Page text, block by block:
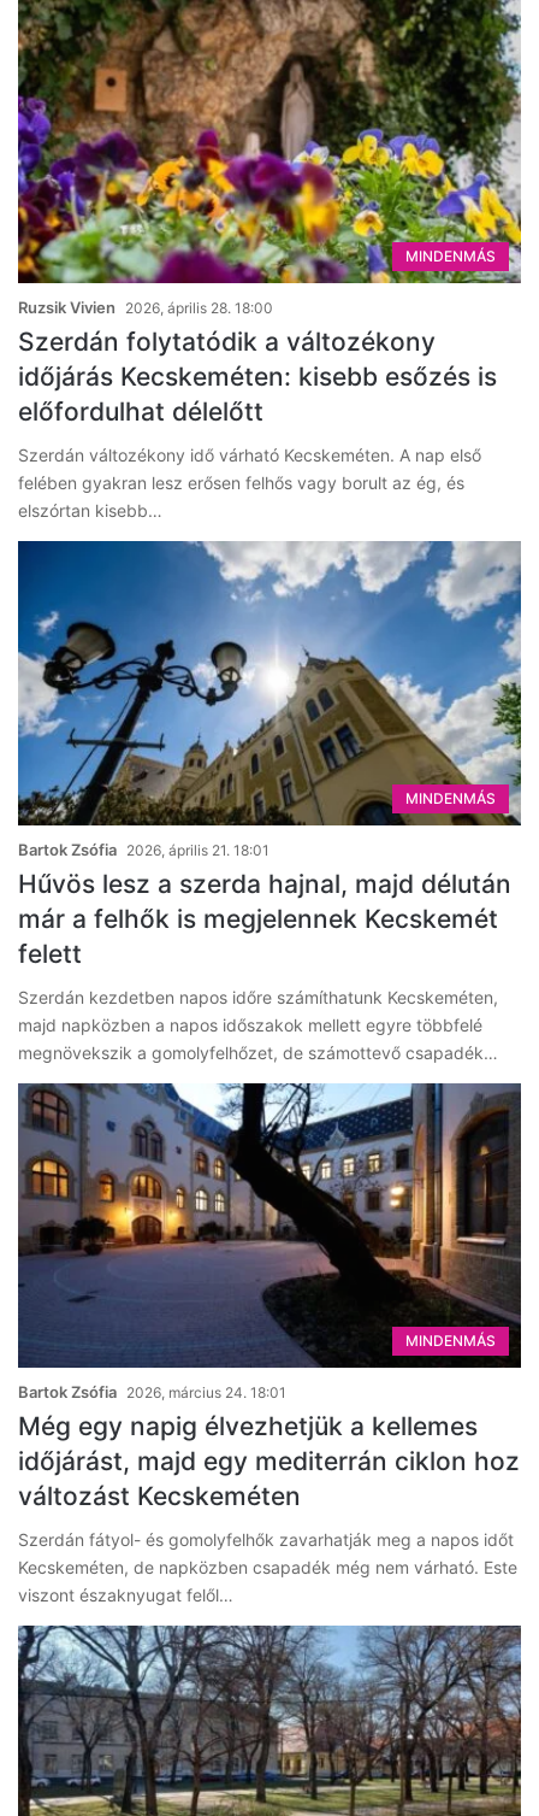
MINDENMÁS
Ruzsik Vivien 2026, április 28. 18:00
Szerdán folytatódik a változékony
időjárás Kecskeméten: kisebb esőzés is
előfordulhat délelőtt
Szerdán változékony idő várható Kecskeméten. A nap első
felében gyakran lesz erősen felhős vagy borult az ég, és
elszórtan kisebb…
MINDENMÁS
Bartok Zsófia 2026, április 21. 18:01
Hűvös lesz a szerda hajnal, majd délután
már a felhők is megjelennek Kecskemét
felett
Szerdán kezdetben napos időre számíthatunk Kecskeméten,
majd napközben a napos időszakok mellett egyre többfelé
megnövekszik a gomolyfelhőzet, de számottevő csapadék…
MINDENMÁS
Bartok Zsófia 2026, március 24. 18:01
Még egy napig élvezhetjük a kellemes
időjárást, majd egy mediterrán ciklon hoz
változást Kecskeméten
Szerdán fátyol- és gomolyfelhők zavarhatják meg a napos időt
Kecskeméten, de napközben csapadék még nem várható. Este
viszont északnyugat felől…